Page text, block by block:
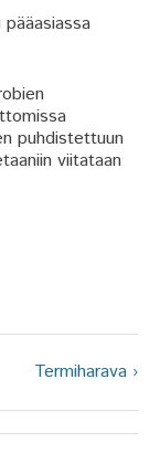
puhdistettuun
viitataan
Termiharava ›